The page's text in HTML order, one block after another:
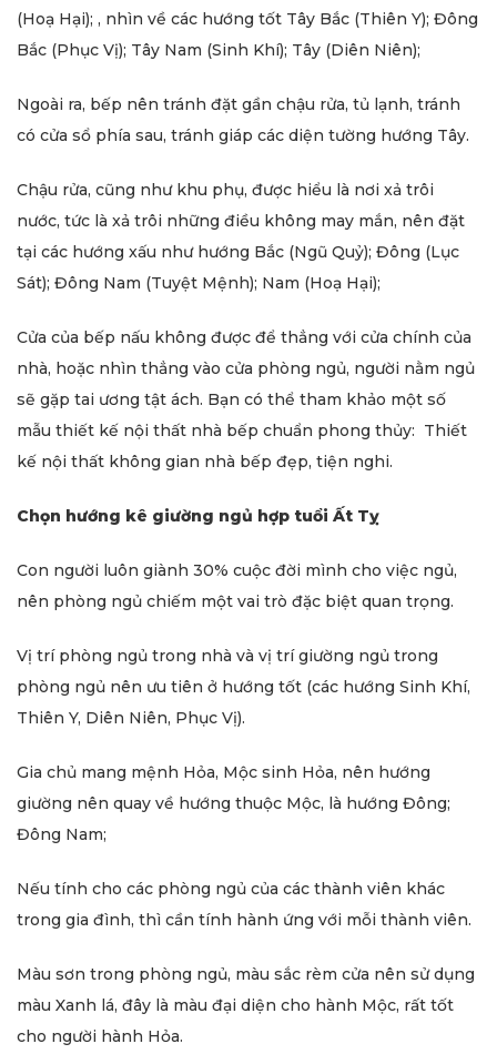
(Hoạ Hại); , nhìn về các hướng tốt Tây Bắc (Thiên Y); Đông
Bắc (Phục Vị); Tây Nam (Sinh Khí); Tây (Diên Niên);
Ngoài ra, bếp nên tránh đặt gần chậu rửa, tủ lạnh, tránh
có cửa sổ phía sau, tránh giáp các diện tường hướng Tây.
Chậu rửa, cũng như khu phụ, được hiểu là nơi xả trôi
nước, tức là xả trôi những điều không may mắn, nên đặt
tại các hướng xấu như hướng Bắc (Ngũ Quỷ); Đông (Lục
Sát); Đông Nam (Tuyệt Mệnh); Nam (Hoạ Hại);
Cửa của bếp nấu không được để thẳng với cửa chính của
nhà, hoặc nhìn thẳng vào cửa phòng ngủ, người nằm ngủ
sẽ gặp tai ương tật ách. Bạn có thể tham khảo một số
mẫu thiết kế nội thất nhà bếp chuẩn phong thủy: Thiết
kế nội thất không gian nhà bếp đẹp, tiện nghi.
Chọn hướng kê giường ngủ hợp tuổi Ất Tỵ
Con người luôn giành 30% cuộc đời mình cho việc ngủ,
nên phòng ngủ chiếm một vai trò đặc biệt quan trọng.
Vị trí phòng ngủ trong nhà và vị trí giường ngủ trong
phòng ngủ nên ưu tiên ở hướng tốt (các hướng Sinh Khí,
Thiên Y, Diên Niên, Phục Vị).
Gia chủ mang mệnh Hỏa, Mộc sinh Hỏa, nên hướng
giường nên quay về hướng thuộc Mộc, là hướng Đông;
Đông Nam;
Nếu tính cho các phòng ngủ của các thành viên khác
trong gia đình, thì cần tính hành ứng với mỗi thành viên.
Màu sơn trong phòng ngủ, màu sắc rèm cửa nên sử dụng
màu Xanh lá, đây là màu đại diện cho hành Mộc, rất tốt
cho người hành Hỏa.